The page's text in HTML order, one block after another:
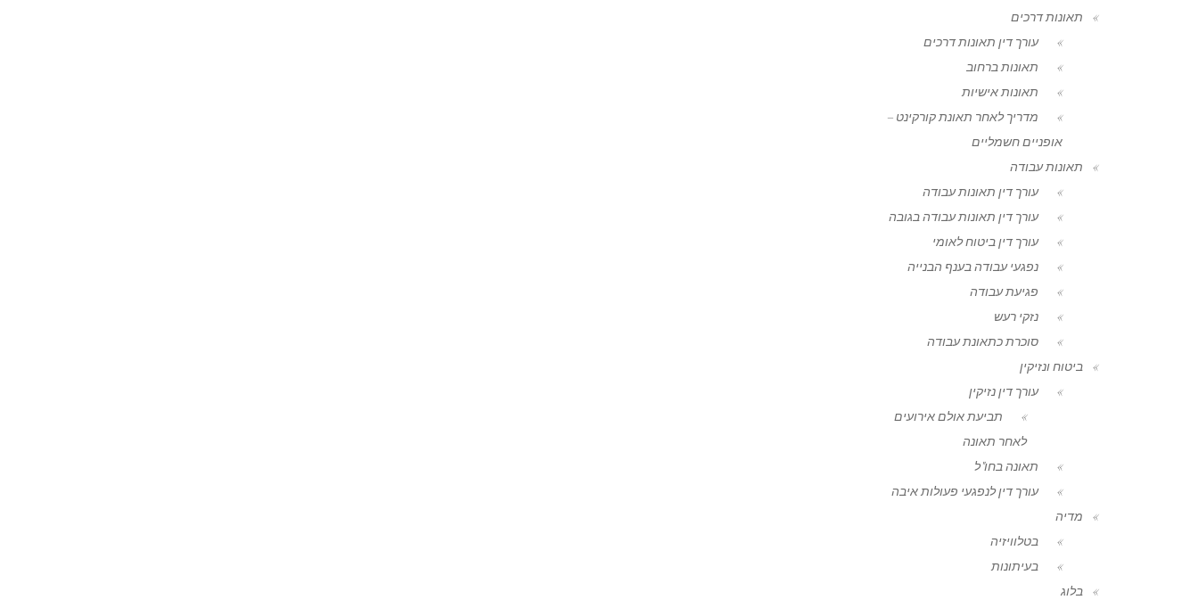
תאונות דרכים
עורך דין תאונות דרכים
תאונות ברחוב
תאונות אישיות
מדריך לאחר תאונת קורקינט –
אופניים חשמליים
תאונות עבודה
עורך דין תאונות עבודה
עורך דין תאונות עבודה בגובה
עורך דין ביטוח לאומי
נפגעי עבודה בענף הבנייה
פגיעת עבודה
נזקי רעש
סוכרת כתאונת עבודה
ביטוח ונזיקין
עורך דין נזיקין
תביעת אולם אירועים
לאחר תאונה
תאונה בחו"ל
עורך דין לנפגעי פעולות איבה
מדיה
בטלוויזיה
בעיתונות
בלוג